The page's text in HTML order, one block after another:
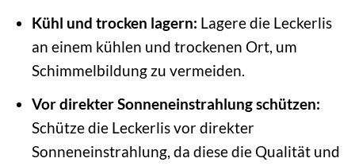
Kühl und trocken lagern: Lagere die Leckerlis
an einem kühlen und trockenen Ort, um
Schimmelbildung zu vermeiden.
Vor direkter Sonneneinstrahlung schützen:
Schütze die Leckerlis vor direkter
Sonneneinstrahlung, da diese die Qualität und